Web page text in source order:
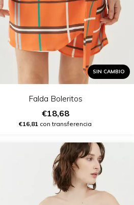
SIN CAMBIO
Falda Boleritos
€18,68
€16,81 con transferencia